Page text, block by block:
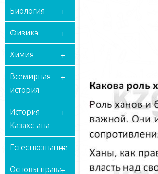
Биология
Физика
Химия
Всемирная
история
История
Казахстана
Естествознание
Основы права